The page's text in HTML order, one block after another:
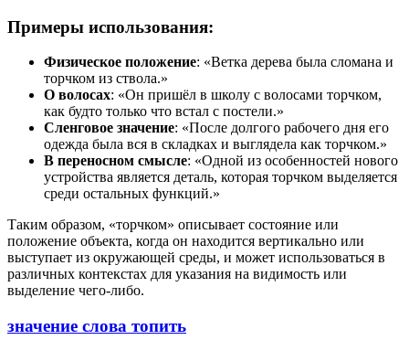
Примеры использования:
Физическое положение: «Ветка дерева была сломана и
торчком из ствола.»
О волосах: «Он пришёл в школу с волосами торчком,
как будто только что встал с постели.»
Сленговое значение: «После долгого рабочего дня его
одежда была вся в складках и выглядела как торчком.»
В переносном смысле: «Одной из особенностей нового
устройства является деталь, которая торчком выделяется
среди остальных функций.»
Таким образом, «торчком» описывает состояние или
положение объекта, когда он находится вертикально или
выступает из окружающей среды, и может использоваться в
различных контекстах для указания на видимость или
выделение чего-либо.
значение слова топить